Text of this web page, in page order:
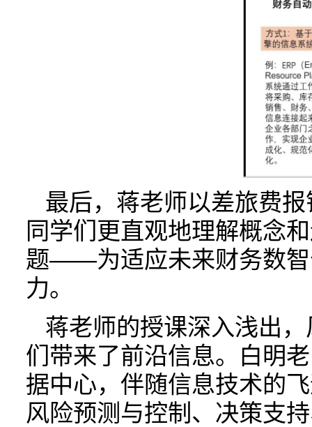
最后，蒋老师以差旅费
同学们更直观地理解概念
题——为适应未来财务数智
力。
蒋老师的授课深入浅出
们带来了前沿信息。白明
据中心，伴随信息技术的
风险预测与控制、决策支